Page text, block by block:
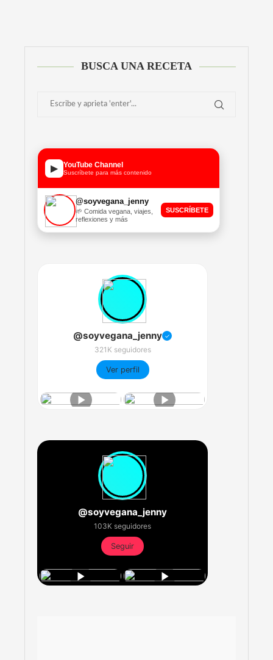
BUSCA UNA RECETA
▶ YouTube Channel
Suscríbete para más contenido
@soyvegana_jenny
🌱 Comida vegana, viajes,
reflexiones y más
SUSCRÍBETE
@soyvegana_jenny ✓
321K seguidores
Ver perfil
@soyvegana_jenny
103K seguidores
Seguir